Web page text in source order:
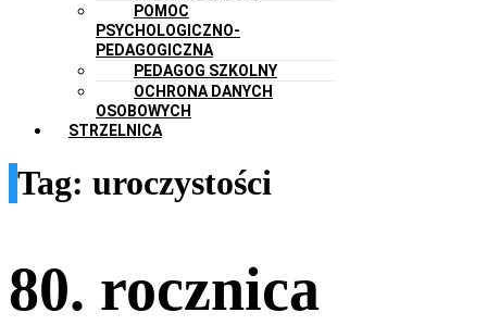
POMOC
PSYCHOLOGICZNO-
PEDAGOGICZNA
PEDAGOG SZKOLNY
OCHRONA DANYCH
OSOBOWYCH
STRZELNICA
Tag: uroczystości
80. rocznica